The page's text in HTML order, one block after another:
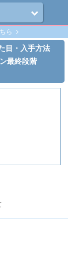
ら
目・入手方法
最終段階